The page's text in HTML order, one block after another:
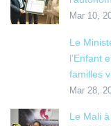
Mar 10,
Le
l’Enfant
familles
Mar 28,
Le Mali à